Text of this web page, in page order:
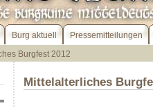
Burg aktuell
Pressemitteilungen
Burgfest 2012
Mittelalterliches